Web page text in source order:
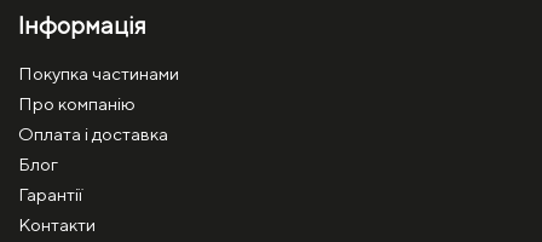
Інформація
Покупка частинами
Про компанію
Оплата і доставка
Блог
Гарантії
Контакти